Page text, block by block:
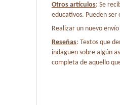
Otros artículos: Se
educativos. Pueden ser
Realizar un nuevo
Reseñas: Textos que
indaguen sobre algún
completa de aquello